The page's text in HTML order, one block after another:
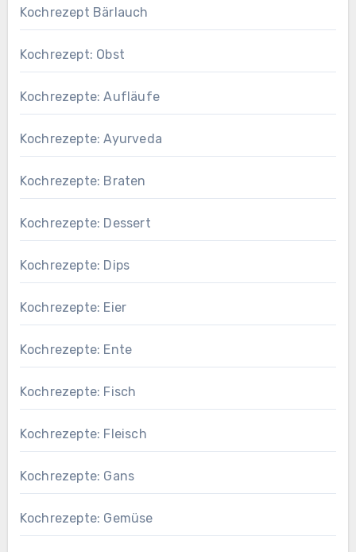
Kochrezept Bärlauch
Kochrezept: Obst
Kochrezepte: Aufläufe
Kochrezepte: Ayurveda
Kochrezepte: Braten
Kochrezepte: Dessert
Kochrezepte: Dips
Kochrezepte: Eier
Kochrezepte: Ente
Kochrezepte: Fisch
Kochrezepte: Fleisch
Kochrezepte: Gans
Kochrezepte: Gemüse